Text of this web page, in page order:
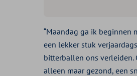
“Maandag ga ik beginnen
een lekker stuk
bitterballen ons verleiden.
alleen maar gezond, een